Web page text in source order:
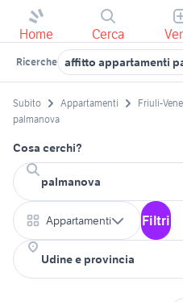
Home Cerca
Ricerche affitto appartamenti
Subito Appartamenti Friuli-
palmanova
Cosa cerchi?
Appartamenti Filtri